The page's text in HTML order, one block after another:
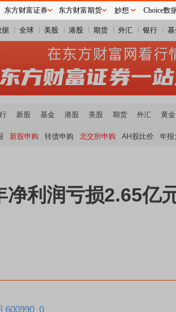
据 全球 美股 港股 期货 外汇 银行
新股 基金 港股 美股 期货 外汇 黄金
新股申购 转债申购 北交所申购 AH股比价 年报
净利润亏损2.65亿
东方财富证券 东方财富期货 妙想 Choice数